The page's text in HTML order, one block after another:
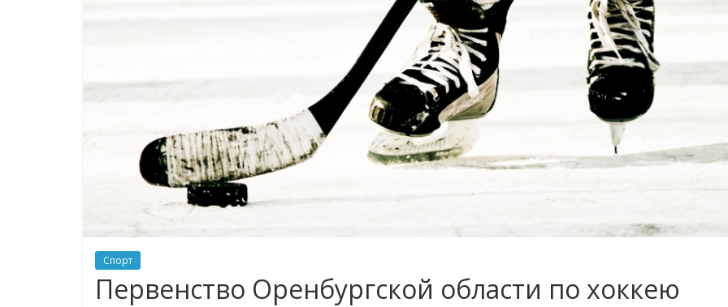
Спорт
Первенство Оренбургской области по хоккею